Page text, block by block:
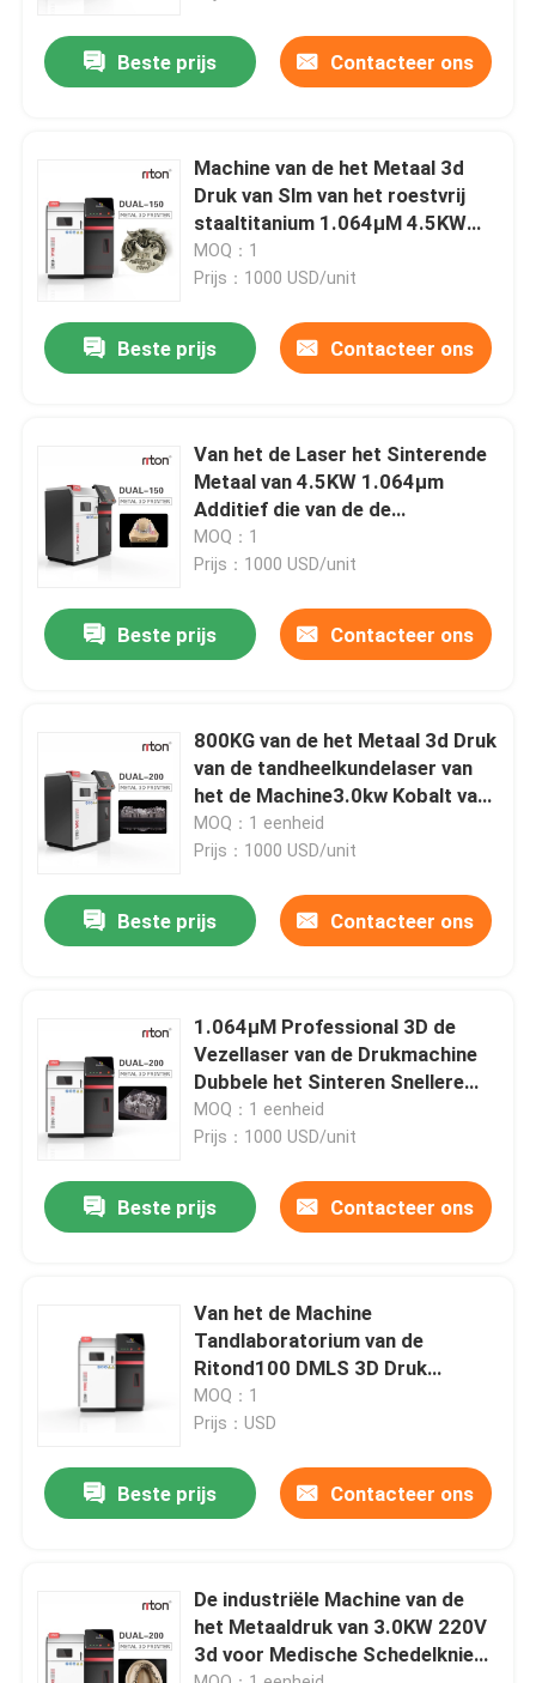
Producten
Over ons
Fabrieksreis
Contacteer ons
Alle Gevallen
3D Printer van het lasermetaal
Tandmetaal 3D Printer
Beste prijs Contacteer ons
Machine van de het Metaal 3d
Druk van Slm van het roestvrij
staaltitanium 1.064μM 4.5KW
220V CNC het Machinaal
bewerken
MOQ：1
Prijs：1000 USD/unit
Beste prijs Contacteer ons
Van het de Laser het Sinterende
Metaal van 4.5KW 1.064μm
Additief die van de de
Drukmachine 3d Printer
vervaardigen
MOQ：1
Prijs：1000 USD/unit
Beste prijs Contacteer ons
800KG van de het Metaal 3d Druk
van de tandheelkundelaser van
het de Machine3.0kw Kobalt van
de het Chromiumlegering het
Metaalprinter van Sls
MOQ：1 eenheid
Prijs：1000 USD/unit
Beste prijs Contacteer ons
1.064μM Professional 3D de
Vezellaser van de Drukmachine
Dubbele het Sinteren Snellere
Snelheid
MOQ：1 eenheid
Prijs：1000 USD/unit
Beste prijs Contacteer ons
Van het de Machine
Tandlaboratorium van de
Ritond100 DMLS 3D Druk
Geschikte het Metaalprinter
MOQ：1
Prijs：USD
Beste prijs Contacteer ons
De industriële Machine van de
het Metaaldruk van 3.0KW 220V
3d voor Medische Schedelknie